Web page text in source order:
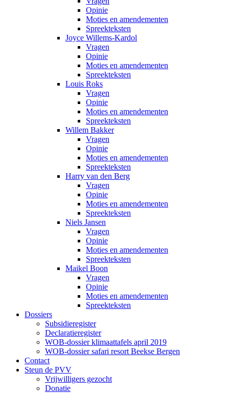
Opinie
Moties en amendementen
Spreekteksten
Joyce Willems-Kardol
Vragen
Opinie
Moties en amendementen
Spreekteksten
Louis Roks
Vragen
Opinie
Moties en amendementen
Spreekteksten
Willem Bakker
Vragen
Opinie
Moties en amendementen
Spreekteksten
Harry van den Berg
Vragen
Opinie
Moties en amendementen
Spreekteksten
Niels Jansen
Vragen
Opinie
Moties en amendementen
Spreekteksten
Maikel Boon
Vragen
Opinie
Moties en amendementen
Spreekteksten
Dossiers
Subsidieregister
Declaratieregister
WOB-dossier klimaattafels april 2019
WOB-dossier safari resort Beekse Bergen
Contact
Steun de PVV
Vrijwilligers gezocht
Donatie